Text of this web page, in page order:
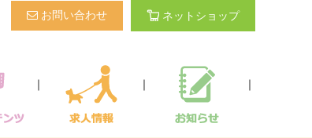
お問い合わせ ネットショップ
｜ ｜ ｜